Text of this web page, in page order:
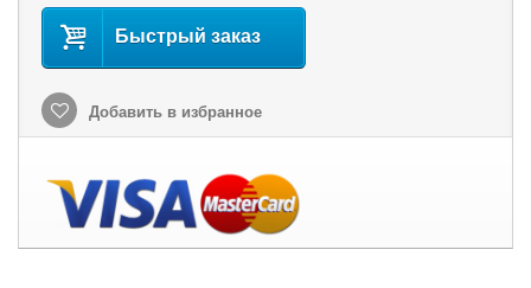
Быстрый заказ
Добавить в избранное